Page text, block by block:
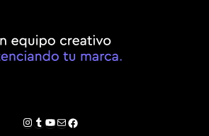
Instagram
Tumblr
YouTube
Correo electrónico
Facebook